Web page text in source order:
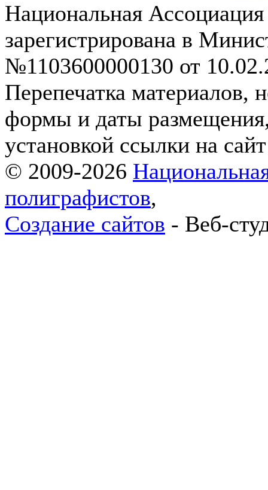
Национальная
зарегистрирована в
№1103600000130 от
Перепечатка материалов,
формы и даты
установкой ссылки на
© 2009-2026
полиграфистов,
Создание сайтов - Веб-